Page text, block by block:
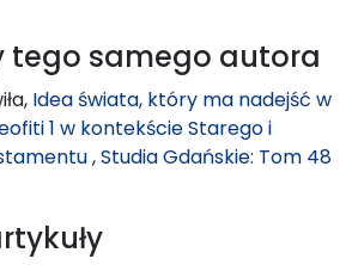
tego samego autora
Idea świata, który ma nadejść w
1 w kontekście Starego i
,Studia Gdańskie: Tom 48